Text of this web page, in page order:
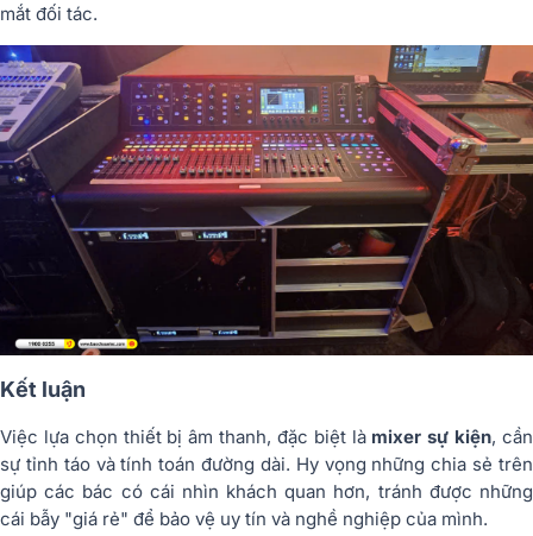
mắt đối tác.
Kết luận
Việc lựa chọn thiết bị âm thanh, đặc biệt là mixer sự kiện, cần
sự tỉnh táo và tính toán đường dài. Hy vọng những chia sẻ trên
giúp các bác có cái nhìn khách quan hơn, tránh được những
cái bẫy "giá rẻ" để bảo vệ uy tín và nghề nghiệp của mình.